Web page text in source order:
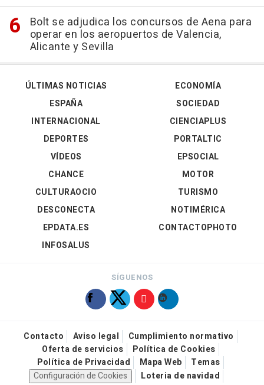
Bolt se adjudica los concursos de Aena para
operar en los aeropuertos de Valencia,
Alicante y Sevilla
ÚLTIMAS NOTICIAS
ESPAÑA
INTERNACIONAL
DEPORTES
VÍDEOS
ECONOMÍA
SOCIEDAD
CIENCIAPLUS
PORTALTIC
EPSOCIAL
CHANCE
CULTURAOCIO
DESCONECTA
EPDATA.ES
INFOSALUS
MOTOR
TURISMO
NOTIMÉRICA
CONTACTOPHOTO
SÍGUENOS
Contacto Aviso legal
Cumplimiento normativo
Oferta de servicios
Política de Cookies
Política de Privacidad
Mapa Web
Temas
Configuración de Cookies
Loteria de navidad